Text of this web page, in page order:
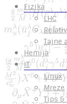
Fizika
LHC
Tajne
Hemija
IT
Linux
Mreze
Tips &